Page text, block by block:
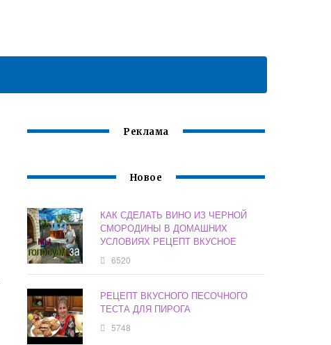
Реклама
Новое
КАК СДЕЛАТЬ ВИНО ИЗ ЧЕРНОЙ
СМОРОДИНЫ В ДОМАШНИХ
УСЛОВИЯХ РЕЦЕПТ ВКУСНОЕ
6520
РЕЦЕПТ ВКУСНОГО ПЕСОЧНОГО
ТЕСТА ДЛЯ ПИРОГА
5748